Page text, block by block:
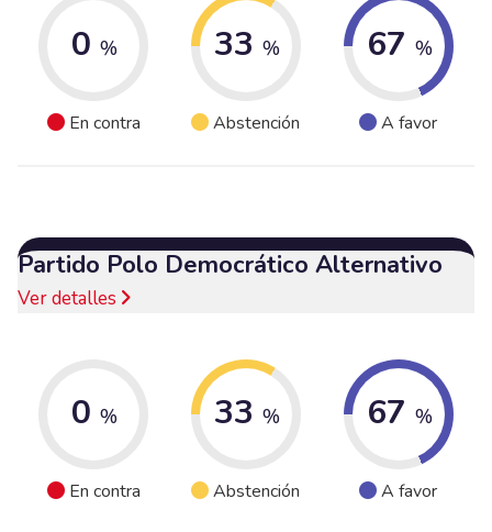
0 %
En contra
33 %
Abstención
67 %
A favor
Partido Polo Democrático Alternativo
Ver detalles
0 %
En contra
33 %
Abstención
67 %
A favor